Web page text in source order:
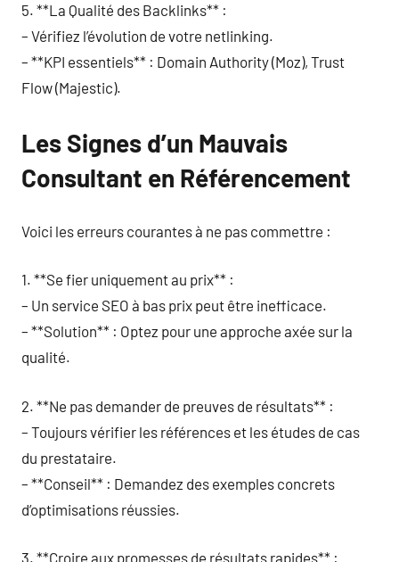
5. **La Qualité des Backlinks** :
– Vérifiez l’évolution de votre netlinking.
– **KPI essentiels** : Domain Authority (Moz), Trust
Flow (Majestic).
Les Signes d’un Mauvais
Consultant en Référencement
Voici les erreurs courantes à ne pas commettre :
1. **Se fier uniquement au prix** :
– Un service SEO à bas prix peut être inefficace.
– **Solution** : Optez pour une approche axée sur la
qualité.
2. **Ne pas demander de preuves de résultats** :
– Toujours vérifier les références et les études de cas
du prestataire.
– **Conseil** : Demandez des exemples concrets
d’optimisations réussies.
3. **Croire aux promesses de résultats rapides** :